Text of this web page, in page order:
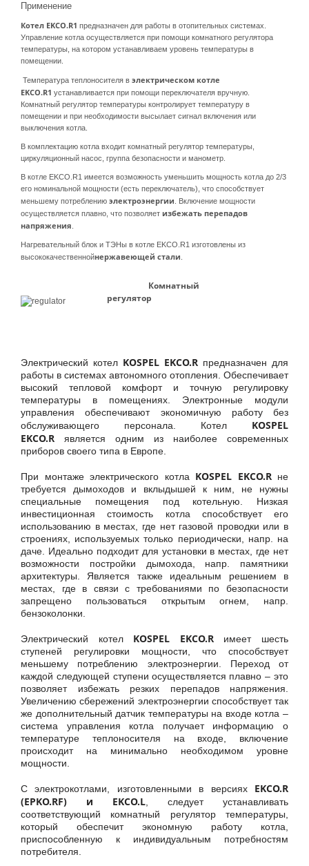
Применение
Котел EKCO.R1 предназначен для работы в отопительных системах.
Управление котла осуществляется при помощи комнатного регулятора
температуры, на котором устанавливаем уровень температуры в
помещении.
Температура теплоносителя в электрическом котле
EKCO.R1 устанавливается при помощи переключателя вручную.
Комнатный регулятор температуры контролирует температуру в
помещении и при необходимости высылает сигнал включения или
выключения котла.
В комплектацию котла входит комнатный регулятор температуры,
циркуляционный насос, группа безопасности и манометр.
В котле EKCO.R1 имеется возможность уменьшить мощность котла до 2/3
его номинальной мощности (есть переключатель), что способствует
меньшему потреблению электроэнергии . Включение мощности
осуществляется плавно, что позволяет избежать перепадов
напряжения
Нагревательный блок и ТЭНы в котле EKCO.R1 изготовлены из
высококачественнойнержавеющей стали
Комнатный
регулятор
Электрический котел KOSPEL EKCO.R предназначен для
работы в системах автономного отопления. Обеспечивает
высокий тепловой комфорт и точную регулировку
температуры в помещениях. Электронные модули
управления обеспечивают экономичную работу без
обслуживающего персонала. Котел KOSPEL
EKCO.R является одним из наиболее современных
приборов своего типа в Европе.
При монтаже электрического котла KOSPEL EKCO.Rне
требуется дымоходов и вклыдышей к ним, не нужны
специальные помещения под котельную. Низкая
инвестиционная стоимость котла способствует его
использованию в местах, где нет газовой проводки или в
строениях, используемых только периодически, напр. на
даче. Идеально подходит для установки в местах, где нет
возможности постройки дымохода, напр. памятники
архитектуры. Является также идеальным решением в
местах, где в связи с требованиями по безопасности
запрещено пользоваться открытым огнем, напр.
бензоколонки.
Электрический котелKOSPEL EKCO.Rимеет шесть
ступеней регулировки мощности, что способствует
меньшему потреблению электроэнергии. Переход от
каждой следующей ступени осуществляется плавно – это
позволяет избежать резких перепадов напряжения.
Увеличению сбережений электроэнергии способствует так
же дополнительный датчик температуры на входе котла –
система управления котла получает информацию о
температуре теплоносителя на входе, включение
происходит на минимально необходимом уровне
мощности.
С электрокотлами, изготовленными в версиях EKCO.R
(EPKO.RF) и EKCO.L , следует устанавливать
соответствующий комнатный регулятор температуры,
который обеспечит экономную работу котла,
приспособленную к индивидуальным потребностям
потребителя.